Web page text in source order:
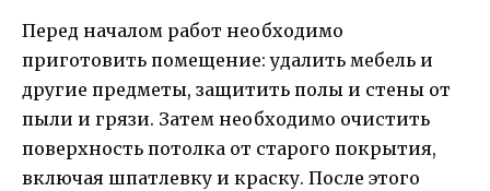
Перед началом работ необходимо
приготовить помещение: удалить мебель и
другие предметы, защитить полы и стены от
пыли и грязи. Затем необходимо очистить
поверхность потолка от старого покрытия,
включая шпатлевку и краску. После этого